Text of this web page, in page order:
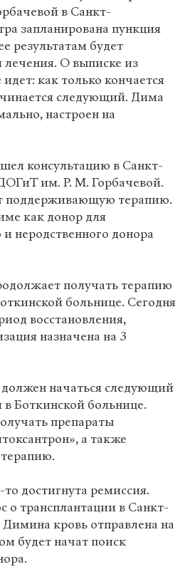
в Санкт-
запланирована пункция
результатам будет
лечения. О выписке из
как только кончается
следующий. Дима
настроен на
консультацию в Санкт-
им. Р. М. Горбачевой.
поддерживающую терапию.
как донор для
неродственного донора
получать терапию
больнице. Сегодня
восстановления,
назначена на 3
начаться следующий
Боткинской больнице.
препараты
а также
достигнута ремиссия.
о трансплантации в Санкт-
кровь отправлена на
будет начат поиск